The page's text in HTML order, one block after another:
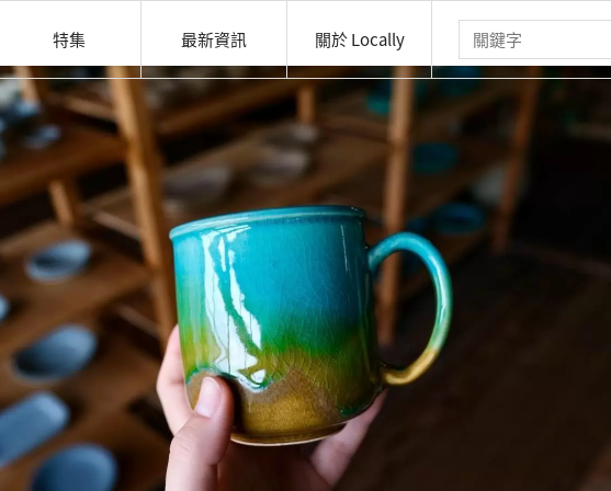
特集 最新資訊 關於 Locally